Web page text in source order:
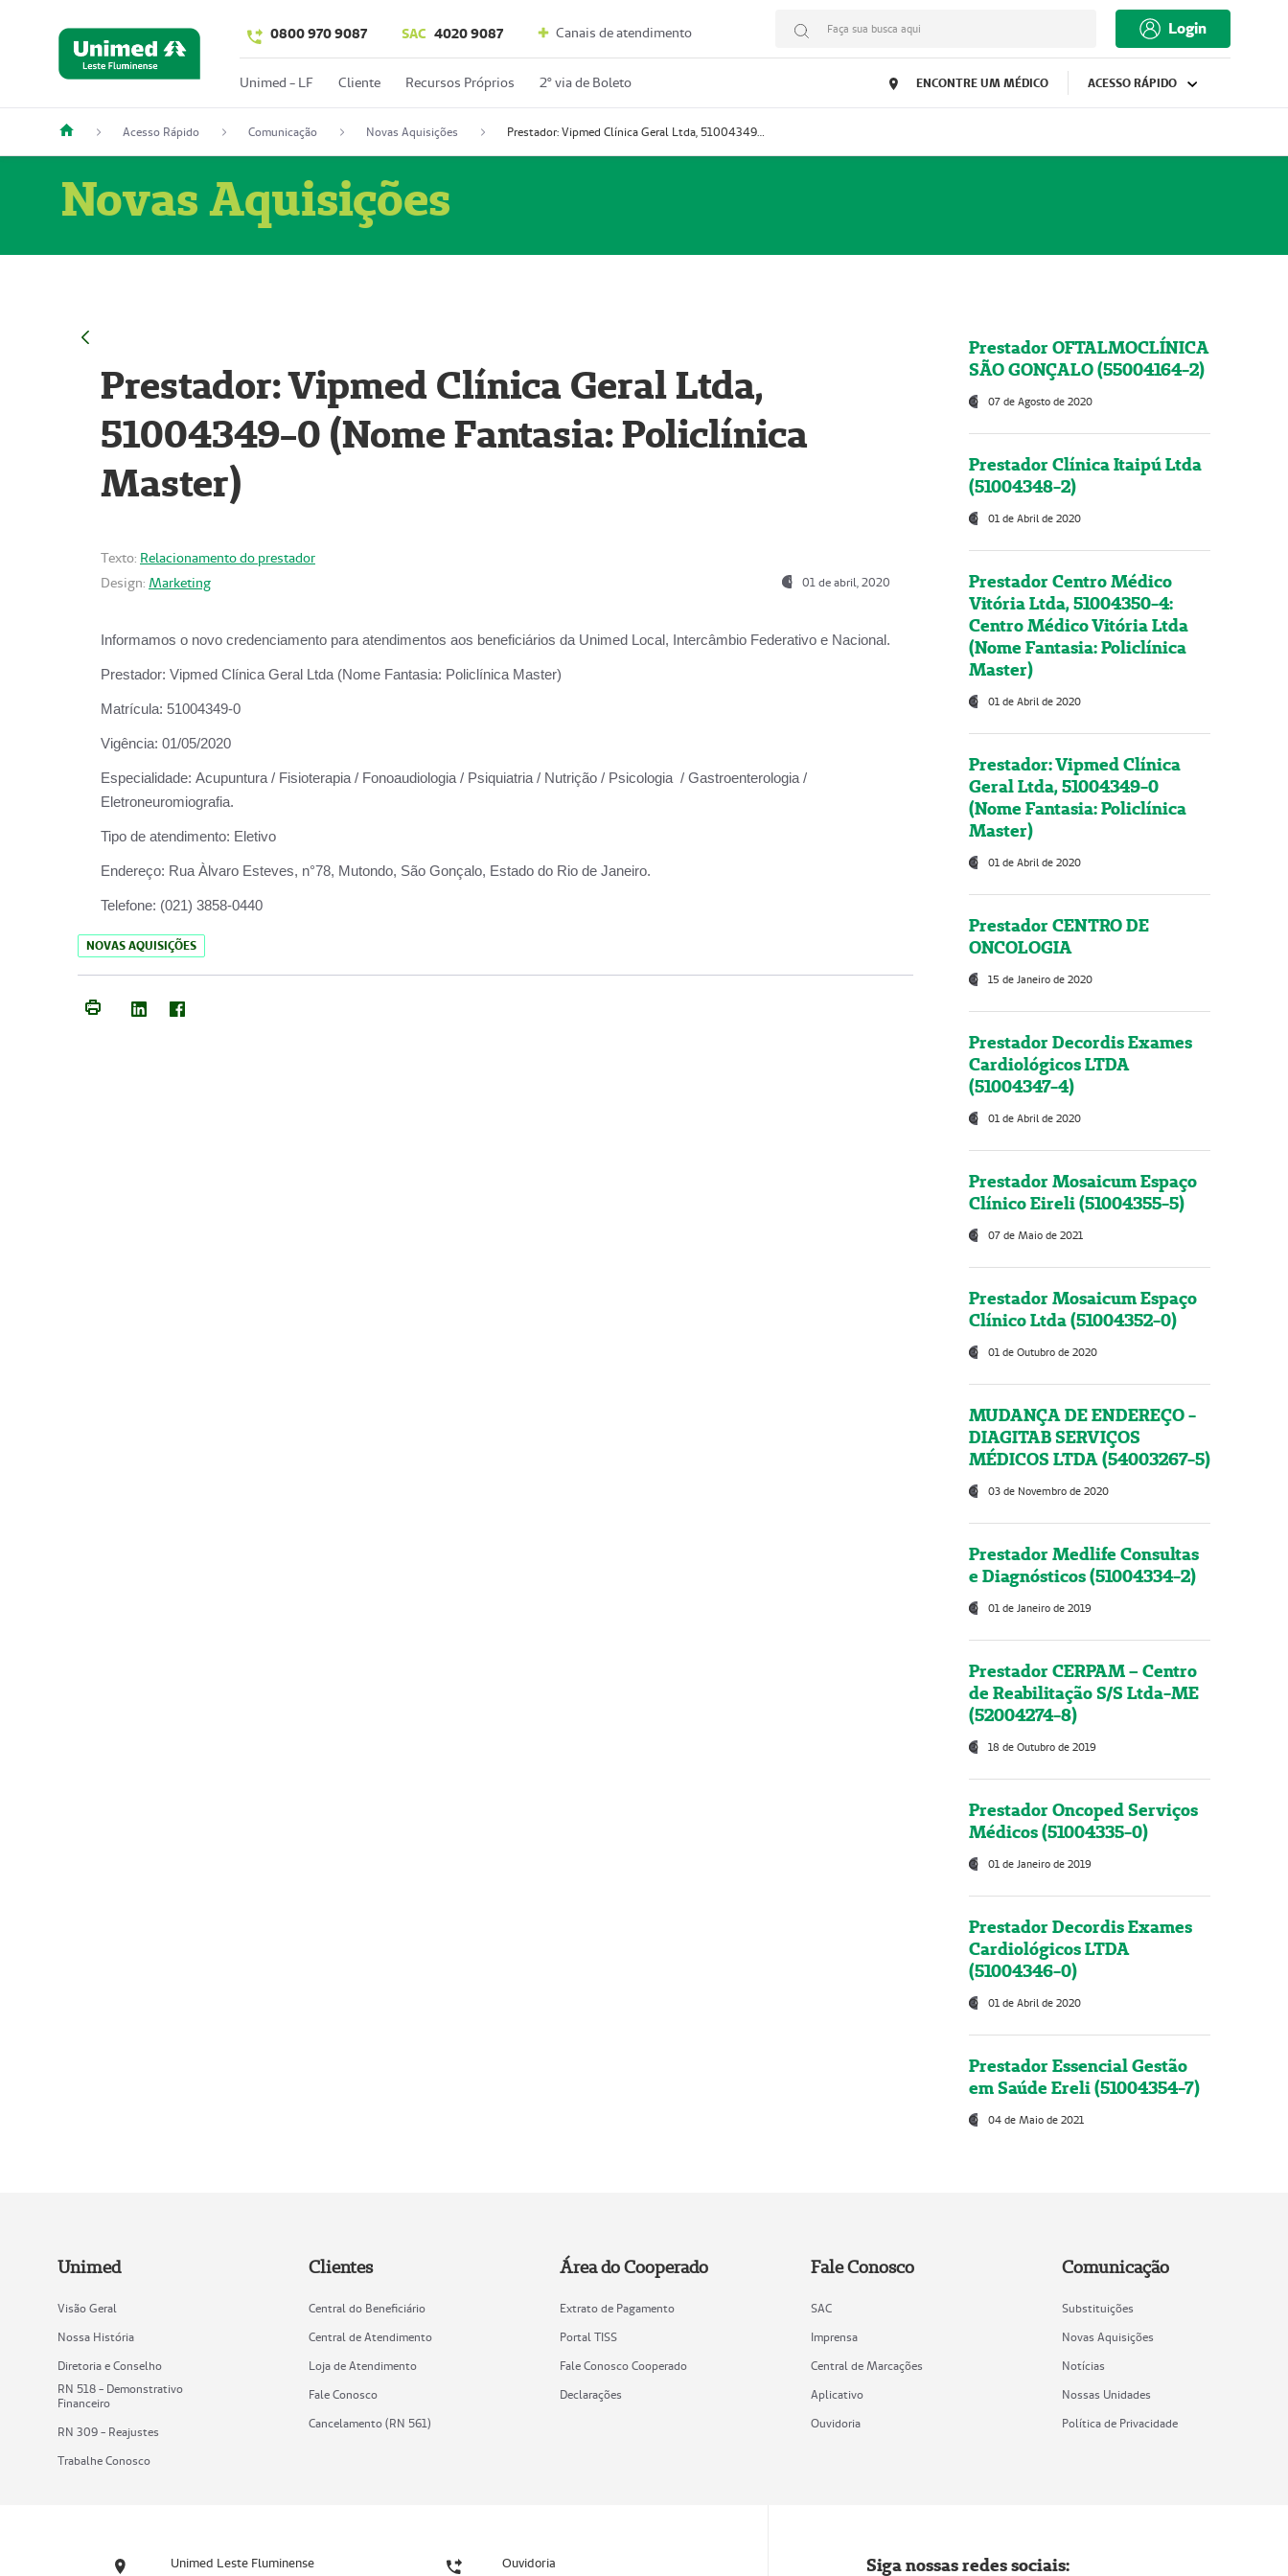
0800 970 9087 SAC 4020 9087 Canais de atendimento Faça sua busca aqui Login
Unimed - LF Cliente Recursos Próprios 2º via de Boleto ENCONTRE UM MÉDICO ACESSO RÁPIDO
Acesso Rápido Comunicação Novas Aquisições Prestador: Vipmed Clínica Geral Ltda, 51004349-0 (Nome Fantasia: Policlínica Master)
Novas Aquisições
Prestador: Vipmed Clínica Geral Ltda,
51004349-0 (Nome Fantasia: Policlínica
Master)
Texto: Relacionamento do prestador
Design: Marketing 01 de abril, 2020
Informamos o novo credenciamento para atendimentos aos beneficiários da Unimed Local, Intercâmbio Federativo e Nacional.
Prestador: Vipmed Clínica Geral Ltda (Nome Fantasia: Policlínica Master)
Matrícula: 51004349-0
Vigência: 01/05/2020
Especialidade: Acupuntura / Fisioterapia / Fonoaudiologia / Psiquiatria / Nutrição / Psicologia / Gastroenterologia /
Eletroneuromiografia.
Tipo de atendimento: Eletivo
Endereço: Rua Àlvaro Esteves, n°78, Mutondo, São Gonçalo, Estado do Rio de Janeiro.
Telefone: (021) 3858-0440
NOVAS AQUISIÇÕES
Prestador OFTALMOCLÍNICA
SÃO GONÇALO (55004164-2)
07 de Agosto de 2020
Prestador Clínica Itaipú Ltda
(51004348-2)
01 de Abril de 2020
Prestador Centro Médico
Vitória Ltda, 51004350-4:
Centro Médico Vitória Ltda
(Nome Fantasia: Policlínica
Master)
01 de Abril de 2020
Prestador: Vipmed Clínica
Geral Ltda, 51004349-0
(Nome Fantasia: Policlínica
Master)
01 de Abril de 2020
Prestador CENTRO DE
ONCOLOGIA
15 de Janeiro de 2020
Prestador Decordis Exames
Cardiológicos LTDA
(51004347-4)
01 de Abril de 2020
Prestador Mosaicum Espaço
Clínico Eireli (51004355-5)
07 de Maio de 2021
Prestador Mosaicum Espaço
Clínico Ltda (51004352-0)
01 de Outubro de 2020
MUDANÇA DE ENDEREÇO -
DIAGITAB SERVIÇOS
MÉDICOS LTDA (54003267-5)
03 de Novembro de 2020
Prestador Medlife Consultas
e Diagnósticos (51004334-2)
01 de Janeiro de 2019
Prestador CERPAM – Centro
de Reabilitação S/S Ltda-ME
(52004274-8)
18 de Outubro de 2019
Prestador Oncoped Serviços
Médicos (51004335-0)
01 de Janeiro de 2019
Prestador Decordis Exames
Cardiológicos LTDA
(51004346-0)
01 de Abril de 2020
Prestador Essencial Gestão
em Saúde Ereli (51004354-7)
04 de Maio de 2021
Unimed
Visão Geral
Nossa História
Diretoria e Conselho
RN 518 - Demonstrativo
Financeiro
RN 309 - Reajustes
Trabalhe Conosco
Clientes
Central do Beneficiário
Central de Atendimento
Loja de Atendimento
Fale Conosco
Cancelamento (RN 561)
Área do Cooperado
Extrato de Pagamento
Portal TISS
Fale Conosco Cooperado
Declarações
Fale Conosco
SAC
Imprensa
Central de Marcações
Aplicativo
Ouvidoria
Comunicação
Substituições
Novas Aquisições
Notícias
Nossas Unidades
Política de Privacidade
Unimed Leste Fluminense Ouvidoria Siga nossas redes sociais: